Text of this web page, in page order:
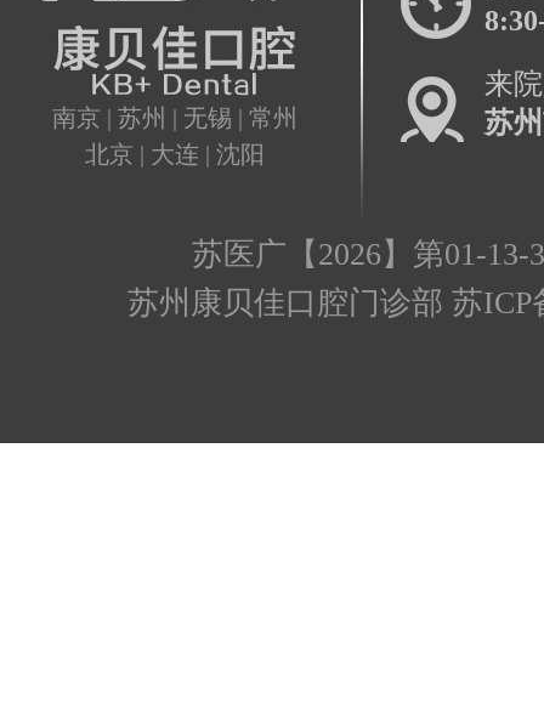
南京 | 苏州 | 无锡 | 常州
北京 | 大连 | 沈阳
来
苏
苏医广【2026】第01-13-
苏州康贝佳口腔门诊部 苏ICP